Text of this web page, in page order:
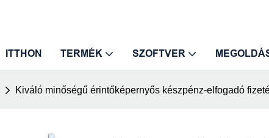
ITTHON TERMÉK SZOFTVER
Kiváló minőségű érintőképernyős készpénz-elfogadó